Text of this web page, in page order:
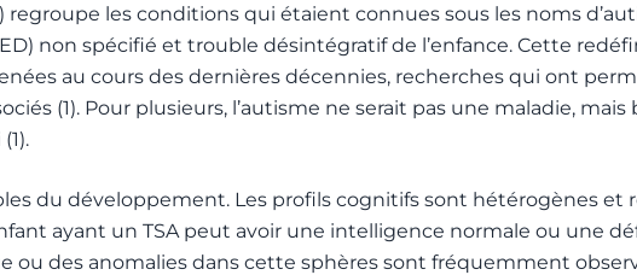
regroupe les conditions qui étaient connues sous les noms
non spécifié et trouble désintégratif de l’enfance. Cette
au cours des dernières décennies, recherches qui ont
(1). Pour plusieurs, l’autisme ne serait pas une maladie, mais
du développement. Les profils cognitifs sont hétérogènes et
ayant un TSA peut avoir une intelligence normale ou une
des anomalies dans cette sphères sont fréquemment